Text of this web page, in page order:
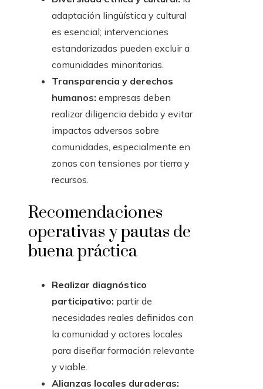
adaptación lingüística y cultural
es esencial; intervenciones
estandarizadas pueden excluir a
comunidades minoritarias.
Transparencia y derechos
humanos: empresas deben
realizar diligencia debida y evitar
impactos adversos sobre
comunidades, especialmente en
zonas con tensiones por tierra y
recursos.
Recomendaciones
operativas y pautas de
buena práctica
Realizar diagnóstico
participativo: partir de
necesidades reales definidas con
la comunidad y actores locales
para diseñar formación relevante
y viable.
Alianzas locales duraderas: